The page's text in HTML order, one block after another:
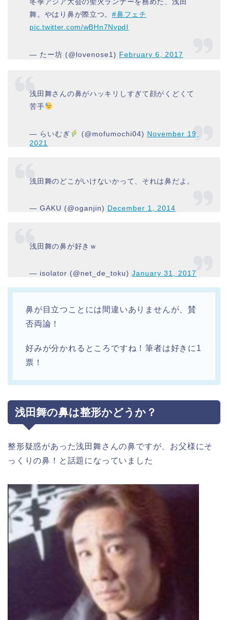
冬季アジア大会の聖火ランナーを務めた、浅田
舞。やはり鼻が際立つ。#鼻フェチ
pic.twitter.com/wBHn7NvpdI
— たー坊 (@lovenose1) February 6, 2017
浅田舞さんの鼻がハッキリしすぎて顔がくどくて
苦手
— らいむぎ (@mofumochi04) November 19,
2021
浅田舞のどこがいけないかって、それは鼻だよ。
— GAKU (@oganjin) December 1, 2014
浅田舞の鼻が好きｗ
— isolator (@net_de_toku)January 31, 2017
鼻が目立つことには間違いありませんが、賛
否両論！
好みが分かれるところですね！筆者は好きに1
票！
浅田舞の鼻は整形かどうか？
整形疑惑があった浅田舞さんの鼻ですが、お父様にそ
っくりの鼻！と話題になっていました